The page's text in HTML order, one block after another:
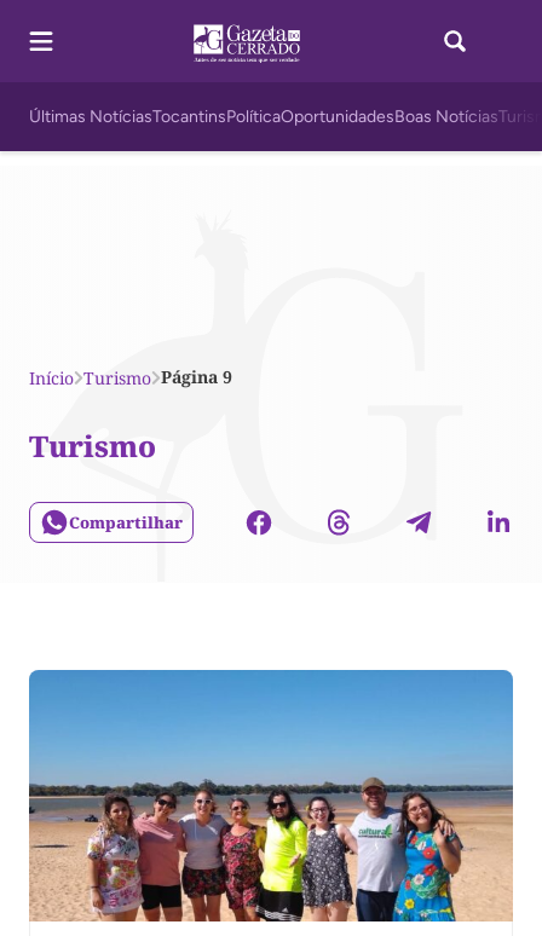
Últimas NotíciasTocantinsPolíticaOportunidadesBoas Notícias
Início Turismo Página 9
Turismo
Compartilhar